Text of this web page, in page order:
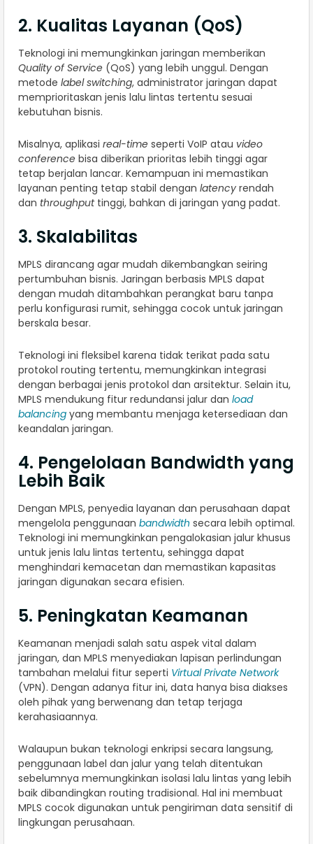
2. Kualitas Layanan (QoS)
Teknologi ini memungkinkan jaringan memberikan
Quality of Service (QoS) yang lebih unggul. Dengan
metode label switching, administrator jaringan dapat
memprioritaskan jenis lalu lintas tertentu sesuai
kebutuhan bisnis.
Misalnya, aplikasi real-time seperti VoIP atau video
conference bisa diberikan prioritas lebih tinggi agar
tetap berjalan lancar. Kemampuan ini memastikan
layanan penting tetap stabil dengan latency rendah
dan throughputtinggi, bahkan di jaringan yang padat.
3. Skalabilitas
MPLS dirancang agar mudah dikembangkan seiring
pertumbuhan bisnis. Jaringan berbasis MPLS dapat
dengan mudah ditambahkan perangkat baru tanpa
perlu konfigurasi rumit, sehingga cocok untuk jaringan
berskala besar.
Teknologi ini fleksibel karena tidak terikat pada satu
protokol routing tertentu, memungkinkan integrasi
dengan berbagai jenis protokol dan arsitektur. Selain itu,
MPLS mendukung fitur redundansi jalur dan load
balancing yang membantu menjaga ketersediaan dan
keandalan jaringan.
4. Pengelolaan Bandwidth yang
Lebih Baik
Dengan MPLS, penyedia layanan dan perusahaan dapat
mengelola penggunaan bandwidth secara lebih optimal.
Teknologi ini memungkinkan pengalokasian jalur khusus
untuk jenis lalu lintas tertentu, sehingga dapat
menghindari kemacetan dan memastikan kapasitas
jaringan digunakan secara efisien.
5. Peningkatan Keamanan
Keamanan menjadi salah satu aspek vital dalam
jaringan, dan MPLS menyediakan lapisan perlindungan
tambahan melalui fitur seperti Virtual Private Network
(VPN). Dengan adanya fitur ini, data hanya bisa diakses
oleh pihak yang berwenang dan tetap terjaga
kerahasiaannya.
Walaupun bukan teknologi enkripsi secara langsung,
penggunaan label dan jalur yang telah ditentukan
sebelumnya memungkinkan isolasi lalu lintas yang lebih
baik dibandingkan routing tradisional. Hal ini membuat
MPLS cocok digunakan untuk pengiriman data sensitif di
lingkungan perusahaan.